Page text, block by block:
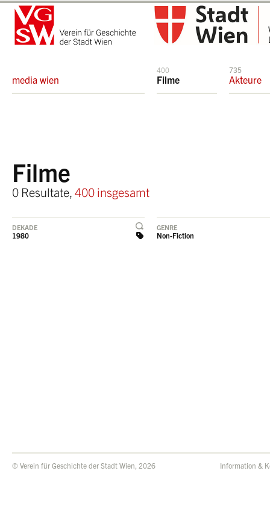
media wien
400
Filme
735
Akteure
Filme
0 Resultate, 400 insgesamt
DEKADE
1980
GENRE
Non-Fiction
© Verein für Geschichte der Stadt Wien, 2026 Information &